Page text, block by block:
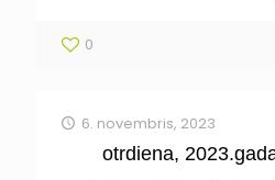
0
6. novembris, 2023
otrdiena,